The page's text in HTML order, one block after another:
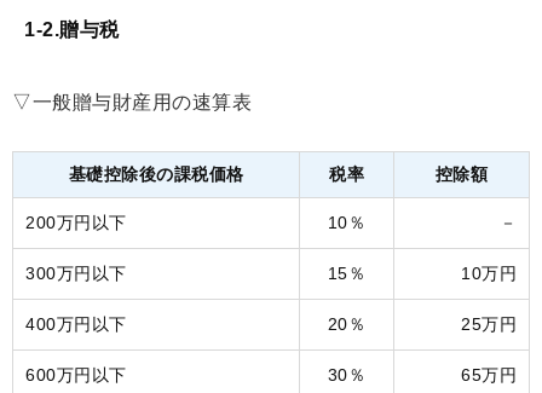
1-2.贈与税
▽一般贈与財産用の速算表
基礎控除後の課税価格 税率 控除額
200万円以下 10％ －
300万円以下 15％ 10万円
400万円以下 20％ 25万円
600万円以下 30％ 65万円